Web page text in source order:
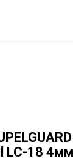
LC-18 4мм